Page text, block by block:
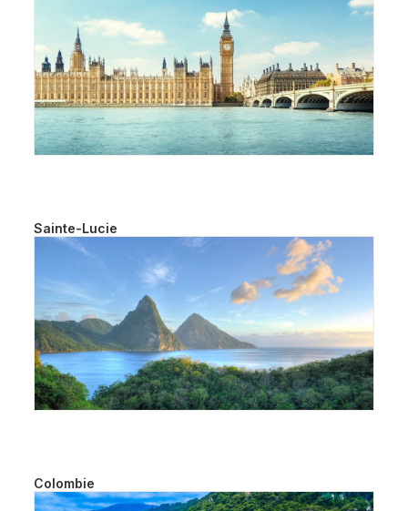
Sainte-Lucie
Colombie